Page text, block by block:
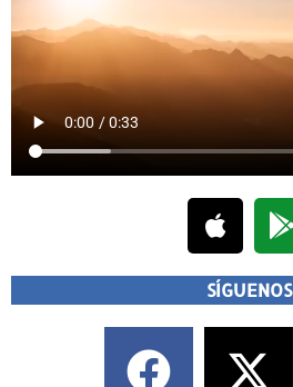
SÍGUENOS